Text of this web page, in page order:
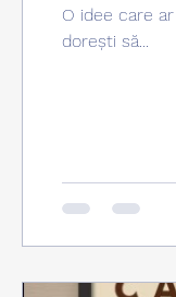
O idee care
dorești să...